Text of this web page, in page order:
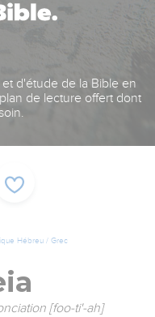
d'étude de la Bible en
de lecture offert dont
Hébreu / Grec
[foo-ti'-ah]